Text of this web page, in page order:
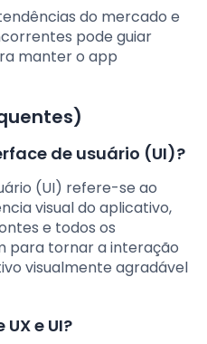
do mercado e
pode guiar
manter o app
de usuário (UI)?
(UI) refere-se ao
visual do aplicativo,
e todos os
para tornar a interação
visualmente agradável
e UI?